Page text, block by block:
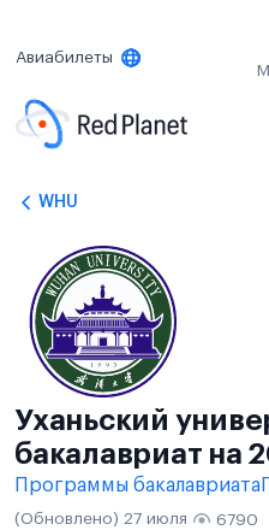
Авиабилеты
WHU
Уханьский
бакалавриат на
Программы бакалавриата
(Обновлено) 27 июля 6790